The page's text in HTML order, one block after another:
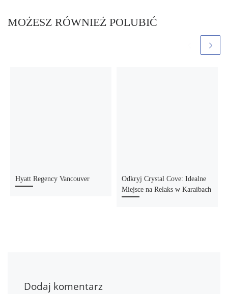
MOŻESZ RÓWNIEŻ POLUBIĆ
Hyatt Regency Vancouver
Odkryj Crystal Cove: Idealne
Miejsce na Relaks w Karaibach
Dodaj komentarz